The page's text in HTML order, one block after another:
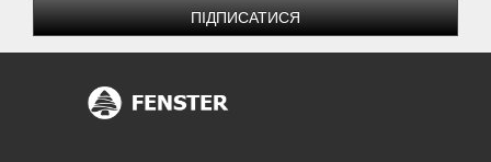
ПІДПИСАТИСЯ